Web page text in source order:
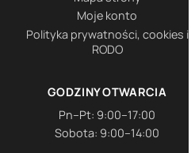
Moje konto
Polityka prywatności, cookies i
RODO
GODZINY OTWARCIA
Pn–Pt: 9:00–17:00
Sobota: 9:00–14:00